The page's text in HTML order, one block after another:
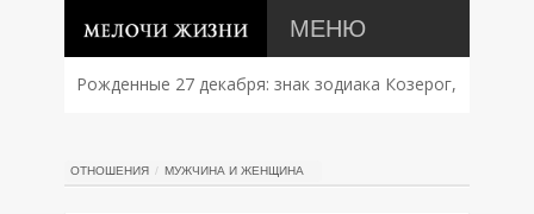
МЕНЮ
Рожденные 27 декабря: знак зодиака Козерог,
ОТНОШЕНИЯ МУЖЧИНА И ЖЕНЩИНА